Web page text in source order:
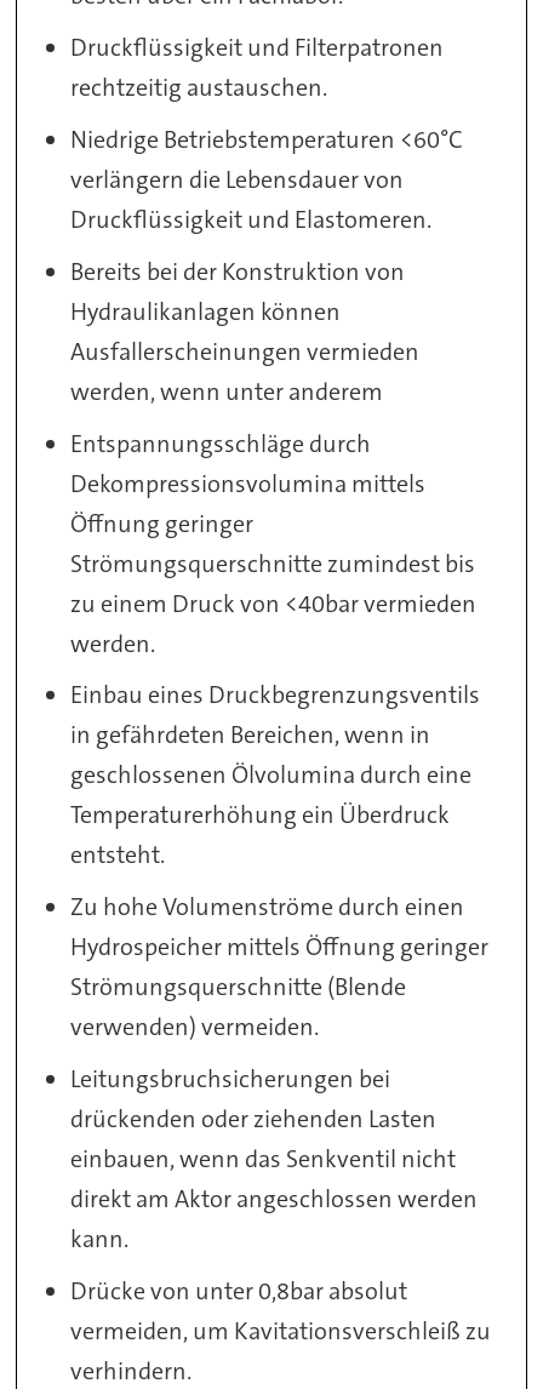
Druckflüssigkeit und Filterpatronen
rechtzeitig austauschen.
Niedrige Betriebstemperaturen <60°C
verlängern die Lebensdauer von
Druckflüssigkeit und Elastomeren.
Bereits bei der Konstruktion von
Hydraulikanlagen können
Ausfallerscheinungen vermieden
werden, wenn unter anderem
Entspannungsschläge durch
Dekompressionsvolumina mittels
Öffnung geringer
Strömungsquerschnitte zumindest bis
zu einem Druck von <40bar vermieden
werden.
Einbau eines Druckbegrenzungsventils
in gefährdeten Bereichen, wenn in
geschlossenen Ölvolumina durch eine
Temperaturerhöhung ein Überdruck
entsteht.
Zu hohe Volumenströme durch einen
Hydrospeicher mittels Öffnung geringer
Strömungsquerschnitte (Blende
verwenden) vermeiden.
Leitungsbruchsicherungen bei
drückenden oder ziehenden Lasten
einbauen, wenn das Senkventil nicht
direkt am Aktor angeschlossen werden
kann.
Drücke von unter 0,8bar absolut
vermeiden, um Kavitationsverschleiß zu
verhindern.